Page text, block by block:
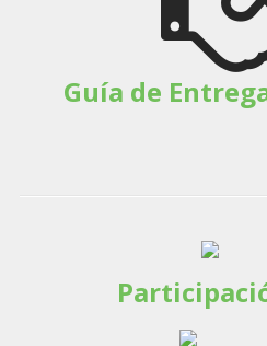
Guía de